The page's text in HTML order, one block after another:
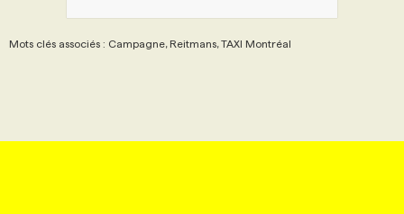
Mots clés associés : Campagne, Reitmans, TAXI Montréal